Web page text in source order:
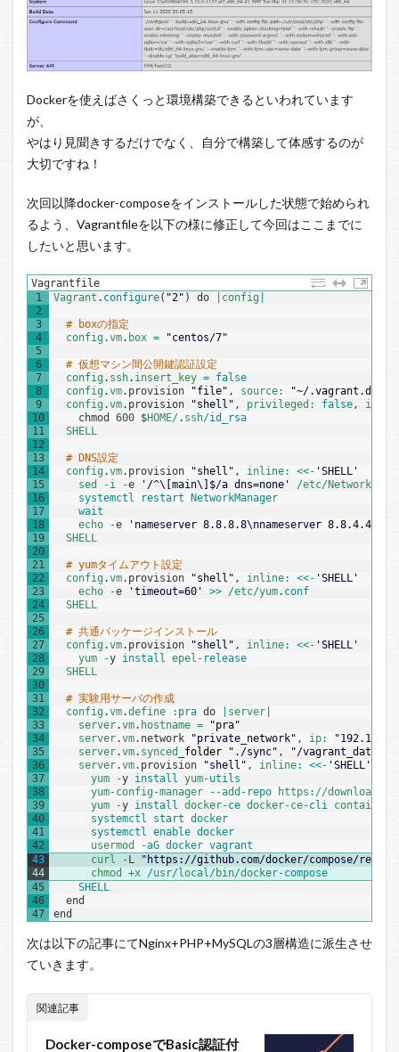
Dockerを使えばさくっと環境構築できるといわれています
が、
やはり見聞きするだけでなく、自分で構築して体感するのが
大切ですね！
次回以降docker-composeをインストールした状態で始められ
るよう、Vagrantfileを以下の様に修正して今回はここまでに
したいと思います。
Vagrantfile
1
2
3
4
5
6
7
8
9
10
11
12
13
14
15
16
17
18
19
20
21
22
23
24
25
26
27
28
29
30
31
32
33
34
35
36
37
38
39
40
41
42
43
44
45
46
47
Vagrant . configure( "2" ) do config
# boxの指定
config .vm. box = "centos/7"
# 仮想マシン間公開鍵認証設定
config . ssh. insert_key = false
config .vm. provision "file" , source:
"~/.vagrant.d/
config .vm. provision "shell" , privileged : false ,
chmod
600 $HOME/. ssh/id_rsa
SHELL
# DNS設定
config .vm. provision "shell" , inline: <<- 'SHELL'
sed
-i -e '/^\[main\]$/a dns=none' /etc/
systemctl
restart NetworkManager
wait
echo
-e 'nameserver 8.8.8.8\nnameserver 8.8.4.4'
SHELL
# yumタイムアウト設定
config .vm. provision "shell" , inline: <<- 'SHELL'
echo
-e 'timeout=60' >> /etc/yum. conf
SHELL
# 共通パッケージインストール
config .vm. provision "shell" , inline: <<- 'SHELL'
yum
-y install epel - release
SHELL
# 実験用サーバの作成
config .vm.define : pra do server
server.vm. hostname =
"pra"
server.vm. network "private_network" , ip:
server.vm. synced folder "./sync" , "/vagrant_data"
server.vm. provision "shell" , inline: <<- 'SHELL'
yum
-y install yum-utils
yum-config -manager --add - repo https : //
yum
-y install docker-ce docker-ce-cli containerd
systemctl start docker
systemctl enable docker
usermod
-aG docker vagrant
curl
-L
"https://github.com/docker/compose/
chmod
+x /usr/local /bin/docker-compose
SHELL
end
end
次は以下の記事にてNginx+PHP+MySQLの3層構造に派生させ
ていきます。
関連記事
Docker-composeでBasic認証付